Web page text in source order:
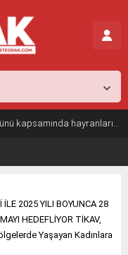
Tuğba Ünal, Dünya Sarılma Günü kapsamında hayranlarıyla buluştu
İLE 2025 YILI BOYUNCA 28
HEDEFLİYOR TİKAV,
Yaşayan Kadınlara